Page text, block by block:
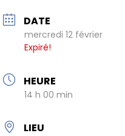
DATE
mercredi 12 février
Expiré!
HEURE
14 h 00 min
LIEU